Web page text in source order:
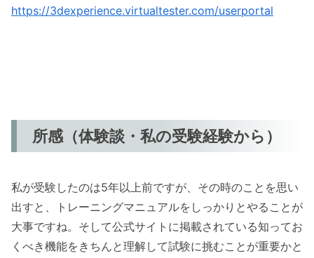
https://3dexperience.virtualtester.com/userportal
所感（体験談・私の受験経験から）
私が受験したのは5年以上前ですが、その時のことを思い
出すと、トレーニングマニュアルをしっかりとやることが
大事ですね。そして公式サイトに掲載されている知ってお
くべき機能をきちんと理解して試験に挑むことが重要かと